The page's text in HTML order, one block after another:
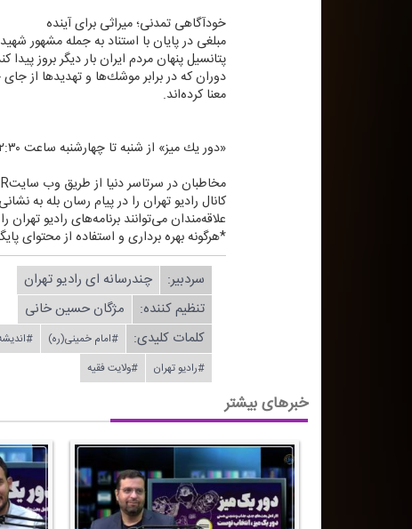
خودآگاهی تمدنی؛ میراثی برای آینده
مبلغی در پایان با استناد به جمله مشهور
پتانسیل پنهان مردم ایران بار دیگر بروز
دوران كه در برابر موشك‌ها و تهدیدها از
معنا كرده‌اند.
«دور یك میز» از شنبه تا چهارشنبه ساعت ۱۲:۳۰ تا ۱۴ بصورت زنده از رادیو تهران روی موج ۹۴ مگاهرتز به روی آنتن می‌رود.
مخاطبان در سرتاسر دنیا از طریق وب سایتWWW.RADIOTEHRAN.IR ضمن استفاده از پخش زنده شبكه، در جریان آخرین خبرهای رادیو تهران قرار بگیرید.
كانال رادیو تهران را در پیام رسان بله به نشانی radiotehranplus@ جستجو كنید.
علاقه‌مندان می‌توانند برنامه‌های رادیو
*هرگونه بهره برداری و استفاده از محتوای
سردبیر:
چندرسانه ای رادیو تهران
تنظیم كننده:
مژگان حسین خانی
کلمات کلیدی:
#امام خمینی(ره)
#رادیو تهران
#ولایت فقیه
خبرهای بیشتر